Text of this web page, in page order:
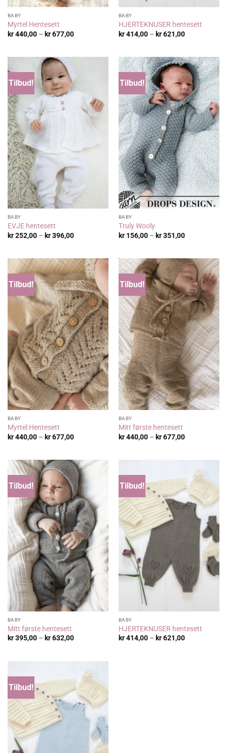
BABY
Myrtel Hentesett
kr440,00 – kr677,00Prisområde:
BABY
HJERTEKNUSER hentesett
kr414,00 – kr621,00Prisområde:
Tilbud!
BABY
EVJE hentesett
kr252,00 – kr396,00Prisområde:
Tilbud!
BABY
Truly Wooly
kr156,00 – kr351,00Prisområde:
Tilbud!
BABY
Myrtel Hentesett
kr440,00 – kr677,00Prisområde:
Tilbud!
BABY
Mitt første hentesett
kr440,00 – kr677,00Prisområde:
Tilbud!
BABY
Mitt første hentesett
kr395,00 – kr632,00Prisområde:
Tilbud!
BABY
HJERTEKNUSER hentesett
kr414,00 – kr621,00Prisområde:
Tilbud!